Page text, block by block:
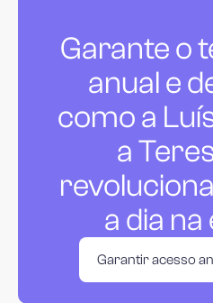
Garante o
anual e
como a
a
a dia na
Garantir acesso